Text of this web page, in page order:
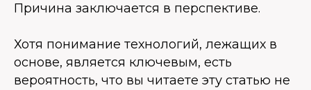
Причина заключается в перспективе.
Хотя понимание технологий, лежащих в
основе, является ключевым, есть
вероятность, что вы читаете эту статью не